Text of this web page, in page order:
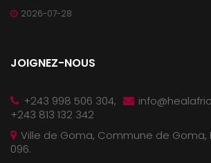
2026-07-28
JOIGNEZ-NOUS
+243 998 506 304,
+243 813 132 342
Ville de Goma, Commune de Goma,
096.